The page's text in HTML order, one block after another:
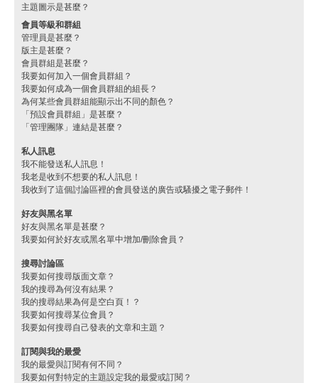
主題圖示是甚麼？
會員等級和群組
管理員是甚麼？
版主是甚麼？
會員群組是甚麼？
我要如何加入一個會員群組？
我要如何成為一個會員群組的組長？
為何某些會員群組能顯示出不同的顏色？
「預設會員群組」是甚麼？
「管理團隊」連結是甚麼？
私人訊息
我不能發送私人訊息！
我老是收到不想要的私人訊息！
我收到了這個討論區裡的會員發送的廣告或騷擾之電子郵件！
好友與黑名單
好友與黑名單是甚麼？
我要如何於好友或黑名單中增加/刪除會員？
搜尋討論區
我要如何搜尋版面文章？
我的搜尋為何沒有結果？
我的搜尋結果為何是空白頁！？
我要如何搜尋某位會員？
我要如何搜尋自己發表的文章和主題？
訂閱與我的最愛
我的最愛與訂閱有何不同？
我要如何對特定的主題設定我的最愛或訂閱？